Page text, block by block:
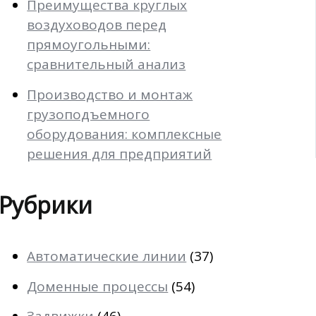
Преимущества круглых
воздуховодов перед
прямоугольными:
сравнительный анализ
Производство и монтаж
грузоподъемного
оборудования: комплексные
решения для предприятий
Автоматические линии (37)
Доменные процессы (54)